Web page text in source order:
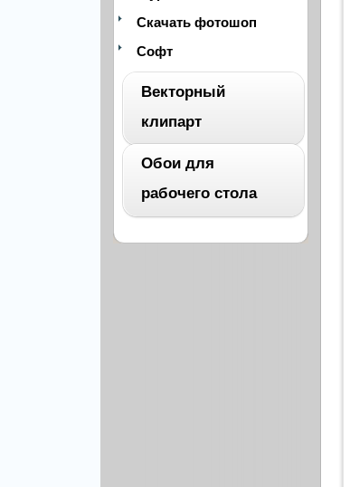
Скачать фотошоп
Софт
Векторный
клипарт
Архитектура
Обои для
рабочего стола
ВСЕ